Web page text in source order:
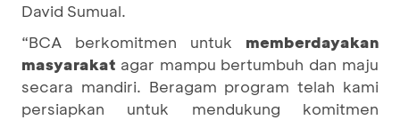
David Sumual.
“BCA berkomitmen untuk memberdayakan
masyarakat agar mampu bertumbuh dan maju
secara mandiri. Beragam program telah kami
persiapkan untuk mendukung komitmen